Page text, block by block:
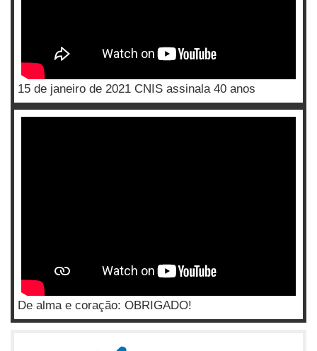
15 de janeiro de 2021 CNIS assinala 40 anos
De alma e coração: OBRIGADO!